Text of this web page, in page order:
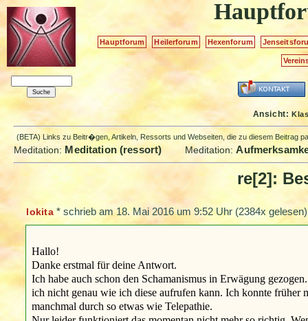
Hauptforum Heilerforum Hexenforum
Ansicht:
(BETA) Links zu Beitr�gen, Artikeln, Ressorts und Webseiten, die zu diesem Beitrag
Meditation: Meditation (ressort) Meditation:
re[2]:
lokita *schrieb am18. Mai 2016 um 9:52 Uhr (2384x
Hallo!
Danke erstmal für deine Antwort.
Ich habe auch schon den Schamanismus in Erwägung
ich nicht genau wie ich diese aufrufen kann. Ich konnte
manchmal durch so etwas wie Telepathie.